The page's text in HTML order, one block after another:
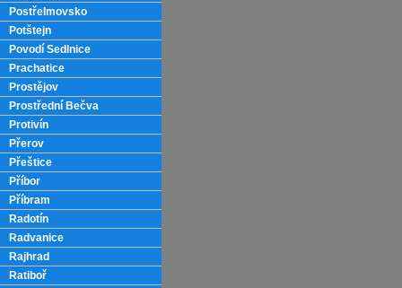
Postřelmovsko
Potštejn
Povodí Sedlnice
Prachatice
Prostějov
Prostřední Bečva
Protivín
Přerov
Přeštice
Příbor
Příbram
Radotín
Radvanice
Rajhrad
Ratiboř